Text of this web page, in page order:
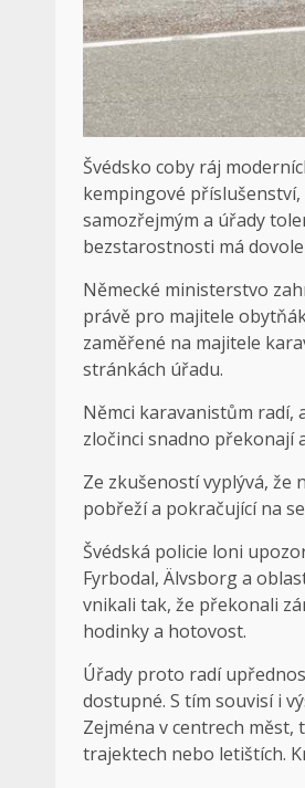
Švédsko coby ráj
kempingové
samozřejmým a úřady
bezstarostnosti má
Německé ministerstvo
právě pro majitele
zaměřené na majitele
stránkách úřadu.
Němci karavanistům radí,
zločinci snadno překonají
Ze zkušeností vyplývá, že
pobřeží a pokračující na
Švédská policie loni
Fyrbodal, Älvsborg a
vnikali tak, že překonali
hodinky a hotovost.
Úřady proto radí
dostupné. S tím souvisí i
Zejména v centrech měst,
trajektech nebo letištích.